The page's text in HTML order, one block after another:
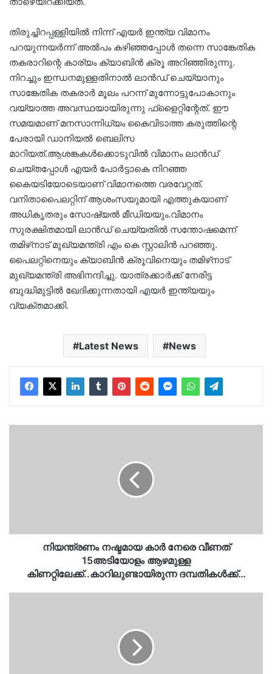
തിരുച്ചിറപ്പള്ളിയില്‍ നിന്ന് എയര്‍ ഇന്ത്യ വിമാനം
പറയുന്നയര്‍ന്ന് അല്‍പം കഴിഞ്ഞപ്പോള്‍ തന്നെ സാങ്കേതിക
തകരാറിന്റെ കാര്യം ക്യാബിന്‍ ക്രൂ അറിഞ്ഞിരുന്നു.
നിറച്ചും ഇന്ധനമുള്ളതിനാല്‍ ലാന്‍ഡ് ചെയ്യാനും
സാങ്കേതിക തകരാര്‍ മൂലം പറന്ന് മുന്നോട്ടുപോകാനും
വയ്യാത്ത അവസ്ഥയായിരുന്നു ഫ്‌ളൈറ്റിന്റേത്. ഈ
സമയമാണ് മനസാന്നിധ്യം കൈവിടാത്ത കരുത്തിന്റെ
പേരായി ഡാനിയല്‍ ബെലിസ
മാറിയത്.ആശങ്കകള്‍ക്കൊടുവില്‍ വിമാനം ലാന്‍ഡ്
ചെയ്തപ്പോള്‍ എയര്‍ പോര്‍ട്ടാകെ നിറഞ്ഞ
കൈയടിയോടെയാണ് വിമാനത്തെ വരവേറ്റത്.
വനിതാപൈലറ്റിന് ആശംസയുമായി എത്തുകയാണ്
അധികൃതരും സോഷ്യല്‍ മീഡിയയും.വിമാനം
സുരക്ഷിതമായി ലാന്‍ഡ് ചെയ്യതില്‍ സന്തോഷമെന്ന്
തമിഴ്‌നാട് മുഖ്യമന്ത്രി എം കെ സ്റ്റാലിന്‍ പറഞ്ഞു.
പൈലറ്റിനെയും ക്യാബിന്‍ ക്രൂവിനെയും തമിഴ്‌നാട്
മുഖ്യമന്ത്രി അഭിനന്ദിച്ചു. യാത്രക്കാര്‍ക്ക് നേരിട്ട
ബുദ്ധിമുട്ടില്‍ ഖേദിക്കുന്നതായി എയര്‍ ഇന്ത്യയും
വ്യക്തമാക്കി.
Latest News News
ദമ്പതികൾക്ക്…
നിയന്ത്രണം നഷ്ടമായ കാർ നേരെ വീണത്
15അടിയോളം ആഴമുള്ള
കിണറ്റിലേക്ക്..കാറിലുണ്ടായിരുന്ന ദമ്പതികൾക്ക്…